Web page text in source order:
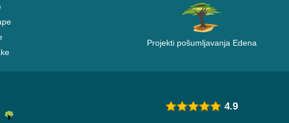
Projekti pošumljavanja Edena
4.9